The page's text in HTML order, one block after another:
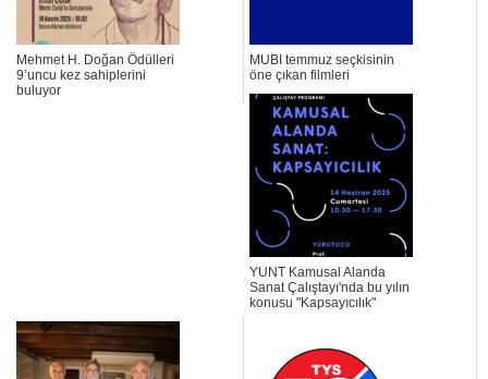
Mehmet H. Doğan Ödülleri
9’uncu kez sahiplerini
buluyor
MUBI temmuz seçkisinin
öne çıkan filmleri
YUNT Kamusal Alanda
Sanat Çalıştayı'nda bu yılın
konusu "Kapsayıcılık"